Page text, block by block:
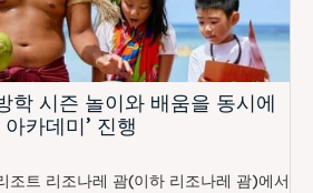
학 시즌 놀이와 배움을 동시에
카데미’ 진행
조트 리조나레 괌(이하 리조나레 괌)에서